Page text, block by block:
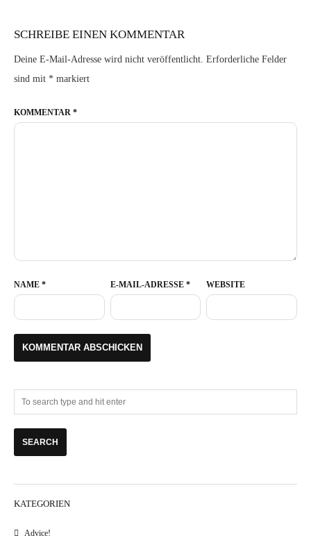
SCHREIBE EINEN KOMMENTAR
Deine E-Mail-Adresse wird nicht veröffentlicht. Erforderliche Felder
sind mit * markiert
KOMMENTAR *
NAME * E-MAIL-ADRESSE * WEBSITE
KATEGORIEN
Advice!